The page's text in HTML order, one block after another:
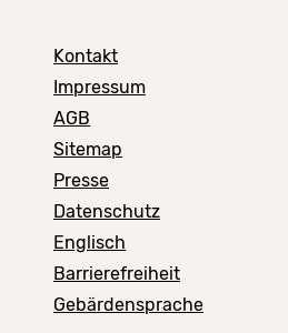
Kontakt
Impressum
AGB
Sitemap
Presse
Datenschutz
Englisch
Barrierefreiheit
Gebärdensprache